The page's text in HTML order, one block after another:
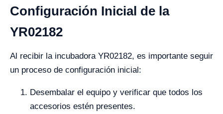
Configuración Inicial de la
YR02182
Al recibir la incubadora YR02182, es importante seguir
un proceso de configuración inicial:
Desembalar el equipo y verificar que todos los
accesorios estén presentes.